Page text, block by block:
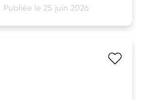
Publiée le 25 juin 2026